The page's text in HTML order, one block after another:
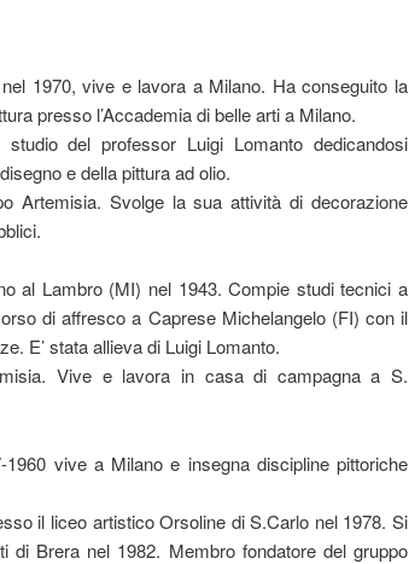
1970, vive e lavora a Milano. Ha conseguito la
presso l’Accademia di belle arti a Milano.
del professor Luigi Lomanto dedicandosi
e della pittura ad olio.
Artemisia. Svolge la sua attività di decorazione
al Lambro (MI) nel 1943. Compie studi tecnici a
di affresco a Caprese Michelangelo (FI) con il
E’ stata allieva di Luigi Lomanto.
Vive e lavora in casa di campagna a S.
vive a Milano e insegna discipline pittoriche
il liceo artistico Orsoline di S.Carlo nel 1978. Si
di Brera nel 1982. Membro fondatore del gruppo